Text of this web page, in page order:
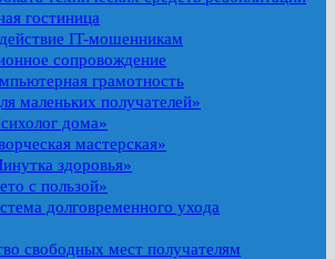
гостиница
IT-мошенникам
сопровождение
грамотность
маленьких получателей»
дома»
мастерская»
здоровья»
с пользой»
долговременного ухода
свободных мест получателям